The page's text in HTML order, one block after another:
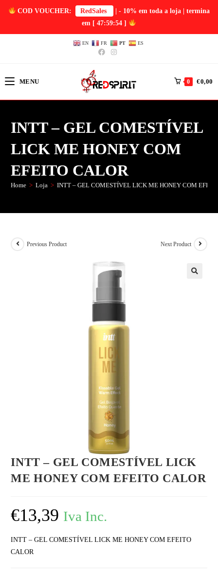
COD VOUCHER: RedSales
| - 10% em toda a loja | termina
em [ 47:59:54 ]
EN FR PT ES
MENU 0 €0,00
INTT – GEL COMESTÍVEL
LICK ME HONEY COM
EFEITO CALOR
Home > Loja > INTT – GEL COMESTÍVEL LICK ME HONEY COM
Previous Product Next Product
INTT – GEL COMESTÍVEL LICK
ME HONEY COM EFEITO CALOR
€13,39 Iva Inc.
INTT – GEL COMESTÍVEL LICK ME HONEY COM EFEITO
CALOR